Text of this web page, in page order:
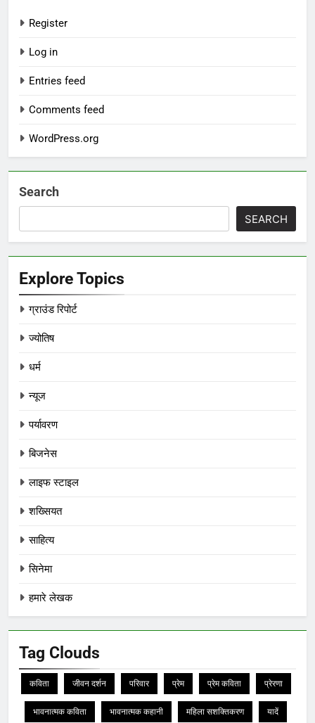
Register
Log in
Entries feed
Comments feed
WordPress.org
Search
SEARCH
Explore Topics
ग्राउंड रिपोर्ट
ज्योतिष
धर्म
न्यूज
पर्यावरण
बिजनेस
लाइफ स्टाइल
शख्सियत
साहित्य
सिनेमा
हमारे लेखक
Tag Clouds
कविता जीवन दर्शन परिवार प्रेम प्रेम कविता प्रेरणा
भावनात्मक कविता भावनात्मक कहानी महिला सशक्तिकरण यादें